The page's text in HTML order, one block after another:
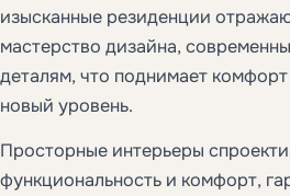
изысканные резиденции
мастерство дизайна,
деталям, что поднимает
новый уровень.
Просторные интерьеры
функциональность и комфорт,